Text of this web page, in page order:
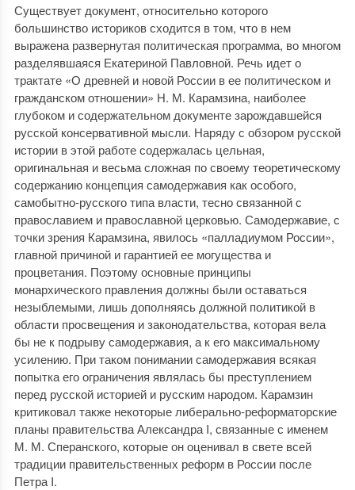
Существует документ, относительно которого
большинство историков сходится в том, что в нем
выражена развернутая политическая программа, во многом
разделявшаяся Екатериной Павловной. Речь идет о
трактате «О древней и новой России в ее политическом и
гражданском отношении» Н. М. Карамзина, наиболее
глубоком и содержательном документе зарождавшейся
русской консервативной мысли. Наряду с обзором русской
истории в этой работе содержалась цельная,
оригинальная и весьма сложная по своему теоретическому
содержанию концепция самодержавия как особого,
самобытно-русского типа власти, тесно связанной с
православием и православной церковью. Самодержавие, с
точки зрения Карамзина, явилось «палладиумом России»,
главной причиной и гарантией ее могущества и
процветания. Поэтому основные принципы
монархического правления должны были оставаться
незыблемыми, лишь дополняясь должной политикой в
области просвещения и законодательства, которая вела
бы не к подрыву самодержавия, а к его максимальному
усилению. При таком понимании самодержавия всякая
попытка его ограничения являлась бы преступлением
перед русской историей и русским народом. Карамзин
критиковал также некоторые либерально-реформаторские
планы правительства Александра I, связанные с именем
М. М. Сперанского, которые он оценивал в свете всей
традиции правительственных реформ в России после
Петра I.